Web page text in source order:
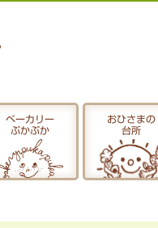
ベーカリー
ぷかぷか
おひさまの
台所